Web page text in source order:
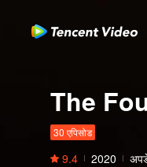
The
30 एपिसोड
9.4 2020